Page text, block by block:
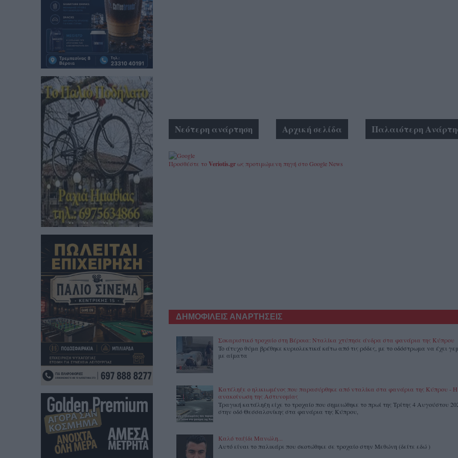
Νεότερη ανάρτηση Παλαιότερη
Αρχική σελίδα
Προσθέστε τοVeriotis.grως προτιμώμενη πηγή στο Google News
ΔΗΜΟΦΙΛΕΙΣ ΑΝΑΡΤΗΣΕΙΣ
Σοκαριστικό τροχαίο στη Βέροια: Νταλίκα χτύπησε άνδρα στα φανάρια της Κύπρου
To άτυχο θύμα βρέθηκε κυριολεκτικά κάτω από τις ρόδες, με το οδόστρωμα να έχει
με αίματα
Κατέληξε ο ηλικιωμένος που παρασύρθηκε από νταλίκα στα φανάρια της Κύπρου - Η
ανακοίνωση της Αστυνομίας
Τραγική κατάληξη είχε το τροχαίο που σημειώθηκε το πρωί της Τρίτης 4 Αυγούστου
στην οδό Θεσσαλονίκης στα φανάρια της Κύπρου,
Καλό ταξίδι Μανώλη...
Αυτό είναι το παλικάρι που σκοτώθηκε σε τροχαίο στην Μεθώνη (δείτε εδώ )